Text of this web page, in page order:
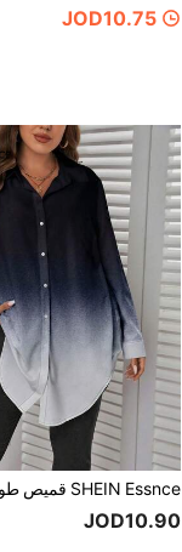
JOD10.75
JOD10.90